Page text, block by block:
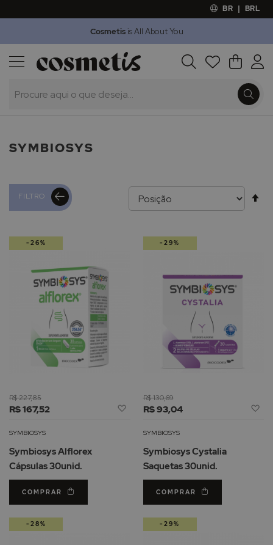
BR | BRL
Cosmetisis All About You
Procura O Meu
Outlet
SYMBIOSYS
FILTRO
R$ 167,52
R$ 227,85
Adicionar
Lista
Desejos
SYMBIOSYS
Symbiosys Alflorex
Cápsulas 30unid.
COMPRAR
-26%
R$ 93,04
R$ 130,69
SYMBIOSYS
Symbiosys Cystalia
Saquetas 30unid.
COMPRAR
-29%
-28% -29%